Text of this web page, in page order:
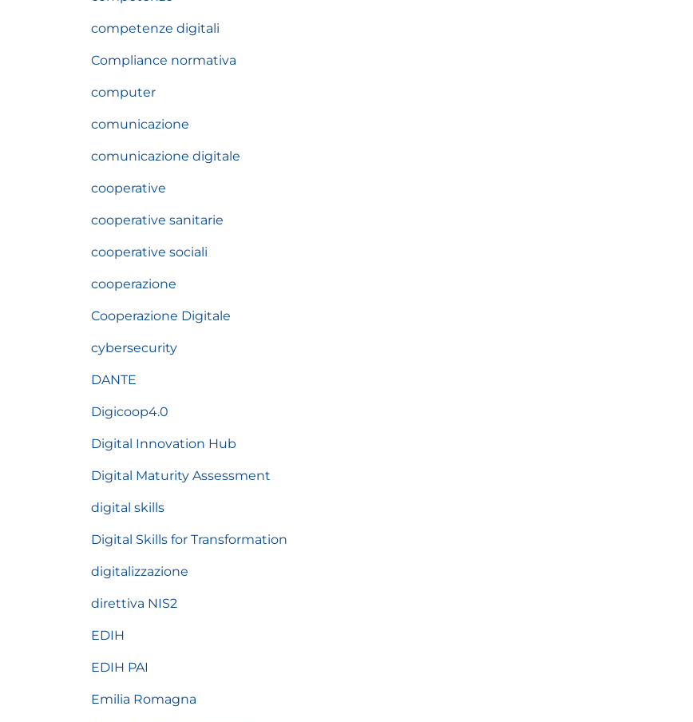
competenze digitali
Compliance normativa
computer
comunicazione
comunicazione digitale
cooperative
cooperative sanitarie
cooperative sociali
cooperazione
Cooperazione Digitale
cybersecurity
DANTE
Digicoop4.0
Digital Innovation Hub
Digital Maturity Assessment
digital skills
Digital Skills for Transformation
digitalizzazione
direttiva NIS2
EDIH
EDIH PAI
Emilia Romagna